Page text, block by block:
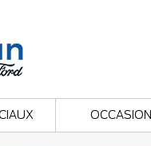
OCCASION